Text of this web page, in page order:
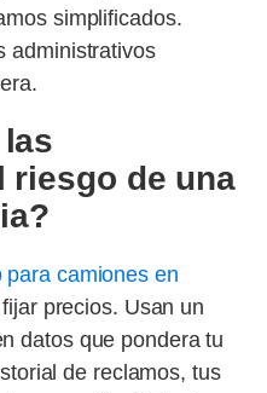
simplificados.
administrativos
riesgo de una
camiones en
precios. Usan un
datos que pondera tu
de reclamos, tus